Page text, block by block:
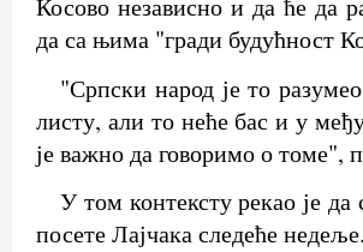
Косово независно и да ће да
да са њима "гради будућност
"Српски народ је то
листу, али то неће бас и у
је важно да говоримо о томе",
У том контексту рекао је
посете Лајчака следеће недеље.